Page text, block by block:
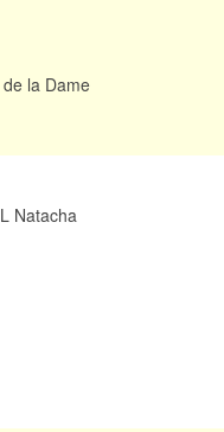
la Dame
Natacha